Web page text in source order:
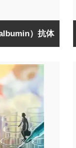
）抗体